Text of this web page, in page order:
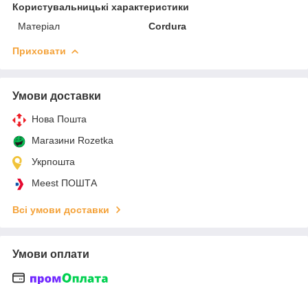
Користувальницькі характеристики
Матеріал
Cordura
Приховати
Умови доставки
Нова Пошта
Магазини Rozetka
Укрпошта
Meest ПОШТА
Всі умови доставки
Умови оплати